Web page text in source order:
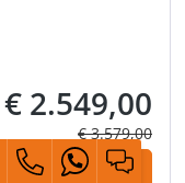
Verkaufspreis:
€ 2.549,00
Regulärer
€ 3.579,00